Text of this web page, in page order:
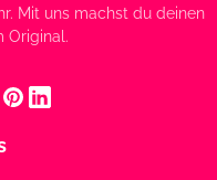
Mit uns machst du deinen
Original.